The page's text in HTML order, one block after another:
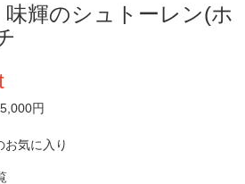
味輝のシュトーレン(ホ
円
お気に入り